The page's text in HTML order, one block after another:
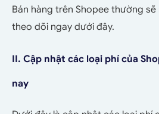
Bán hàng trên Shopee thường
theo dõi ngay dưới đây.
II. Cập nhật các loại phí của
nay